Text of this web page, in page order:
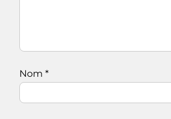
Nom *